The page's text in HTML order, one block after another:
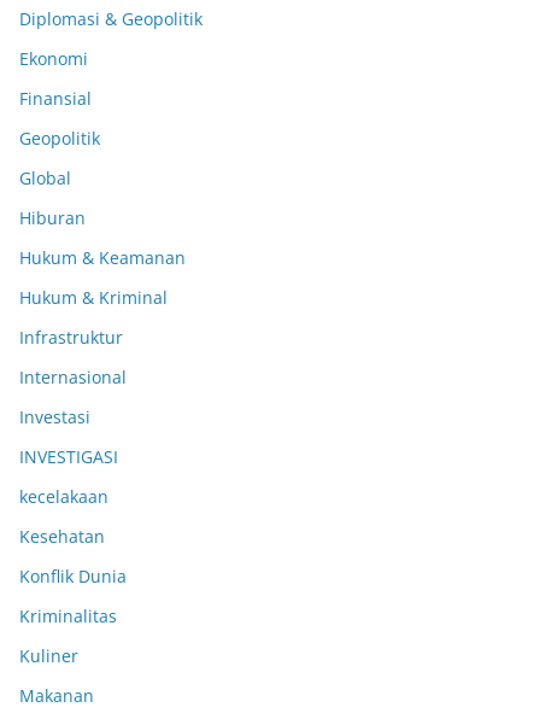
Diplomasi & Geopolitik
Ekonomi
Finansial
Geopolitik
Global
Hiburan
Hukum & Keamanan
Hukum & Kriminal
Infrastruktur
Internasional
Investasi
INVESTIGASI
kecelakaan
Kesehatan
Konflik Dunia
Kriminalitas
Kuliner
Makanan